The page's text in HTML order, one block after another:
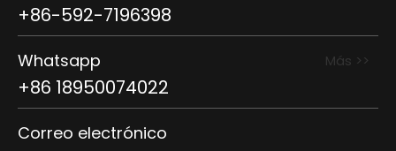
+86-592-7196398
Whatsapp Más >>
+86 18950074022
Correo electrónico